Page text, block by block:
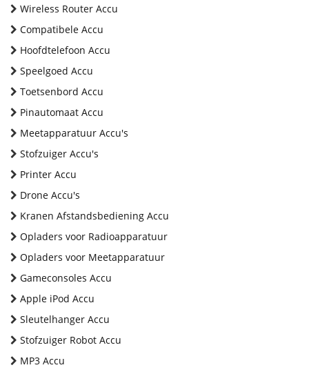
Wireless Router Accu
Compatibele Accu
Hoofdtelefoon Accu
Speelgoed Accu
Toetsenbord Accu
Pinautomaat Accu
Meetapparatuur Accu's
Stofzuiger Accu's
Printer Accu
Drone Accu's
Kranen Afstandsbediening Accu
Opladers voor Radioapparatuur
Opladers voor Meetapparatuur
Gameconsoles Accu
Apple iPod Accu
Sleutelhanger Accu
Stofzuiger Robot Accu
MP3 Accu